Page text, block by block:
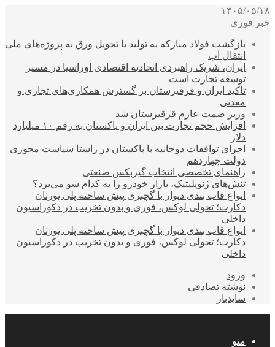
۱۴۰۵/۰۵/۱۸
خبر فوری
بازگشت فولاد مبارکه به تولید با تحویل ورق به پروژه‌های ملی
انتقال آب
ایران، شریک راهبردی اتحادیه اقتصادی اوراسیا در مسیر
توسعه تجارت است
تاکید ایران و قرقیزستان بر گسترش همکاری‌های تجاری و
معدنی
وزیر صمت عازم قرقیزستان شد
افزایش حجم تجارت بین ایران و پاکستان به رقم ۱۰ میلیارد
دلار
اجرای توافقات دوجانبه با پاکستان در راستا سیاست محوری
دولت چهاردهم
راهنمای تخصصی انتخاب گیربکس صنعتی
تنش‌های ژئوپلیتیک، بازار خودرو را به کدام سو می‌برد؟
انواع قاب بندی دیوار با گچبری پیش ساخته پلی یورتان
دکارت؛ تحولی لوکس، فوری و بدون تخریب در دکوراسیون
داخلی
انواع قاب بندی دیوار با گچبری پیش ساخته پلی یورتان
دکارت؛ تحولی لوکس، فوری و بدون تخریب در دکوراسیون
داخلی
ورود
نوشته تصادفی
سایدبار
منو